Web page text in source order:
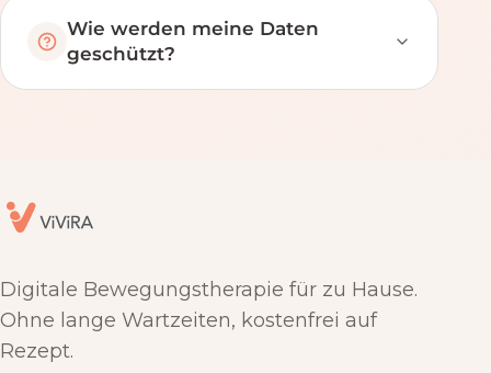
Wie werden meine Daten
geschützt?
Digitale Bewegungstherapie für zu Hause.
Ohne lange Wartzeiten, kostenfrei auf
Rezept.